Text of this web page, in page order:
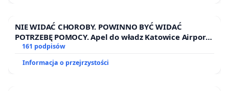
NIE WIDAĆ CHOROBY. POWINNO BYĆ WIDAĆ
POTRZEBĘ POMOCY. Apel do władz Katowice Airport
o przystąpienie do programu HIDDEN DISABILITIES
NIEPEŁNOSPRAWNOŚCI
161 podpisów
Informacja o przejrzystości